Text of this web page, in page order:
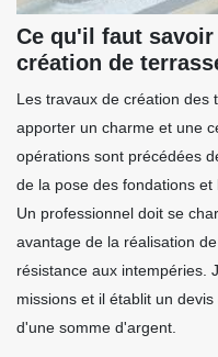
Ce qu'il faut
création de
Les travaux de création des
apporter un charme et une
opérations sont précédées
de la pose des fondations et
Un professionnel doit se
avantage de la réalisation
résistance aux intempéries.
missions et il établit un
d'une somme d'argent.